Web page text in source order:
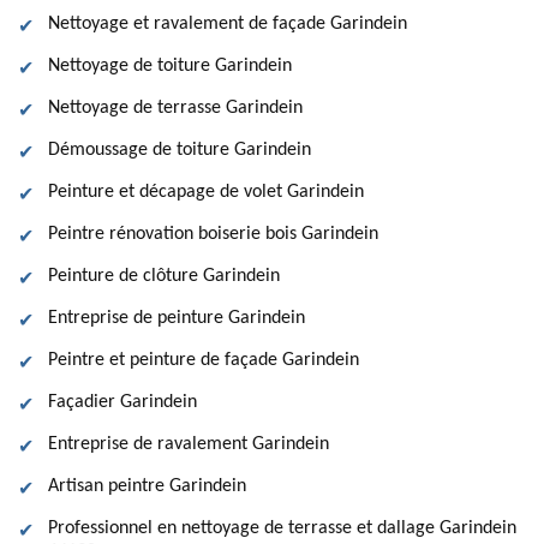
Nettoyage et ravalement de façade Garindein
Nettoyage de toiture Garindein
Nettoyage de terrasse Garindein
Démoussage de toiture Garindein
Peinture et décapage de volet Garindein
Peintre rénovation boiserie bois Garindein
Peinture de clôture Garindein
Entreprise de peinture Garindein
Peintre et peinture de façade Garindein
Façadier Garindein
Entreprise de ravalement Garindein
Artisan peintre Garindein
Professionnel en nettoyage de terrasse et dallage Garindein